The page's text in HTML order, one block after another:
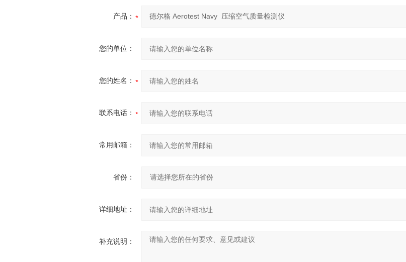
产品：
您的单位：
您的姓名：
联系电话：
常用邮箱：
省份：
详细地址：
补充说明：